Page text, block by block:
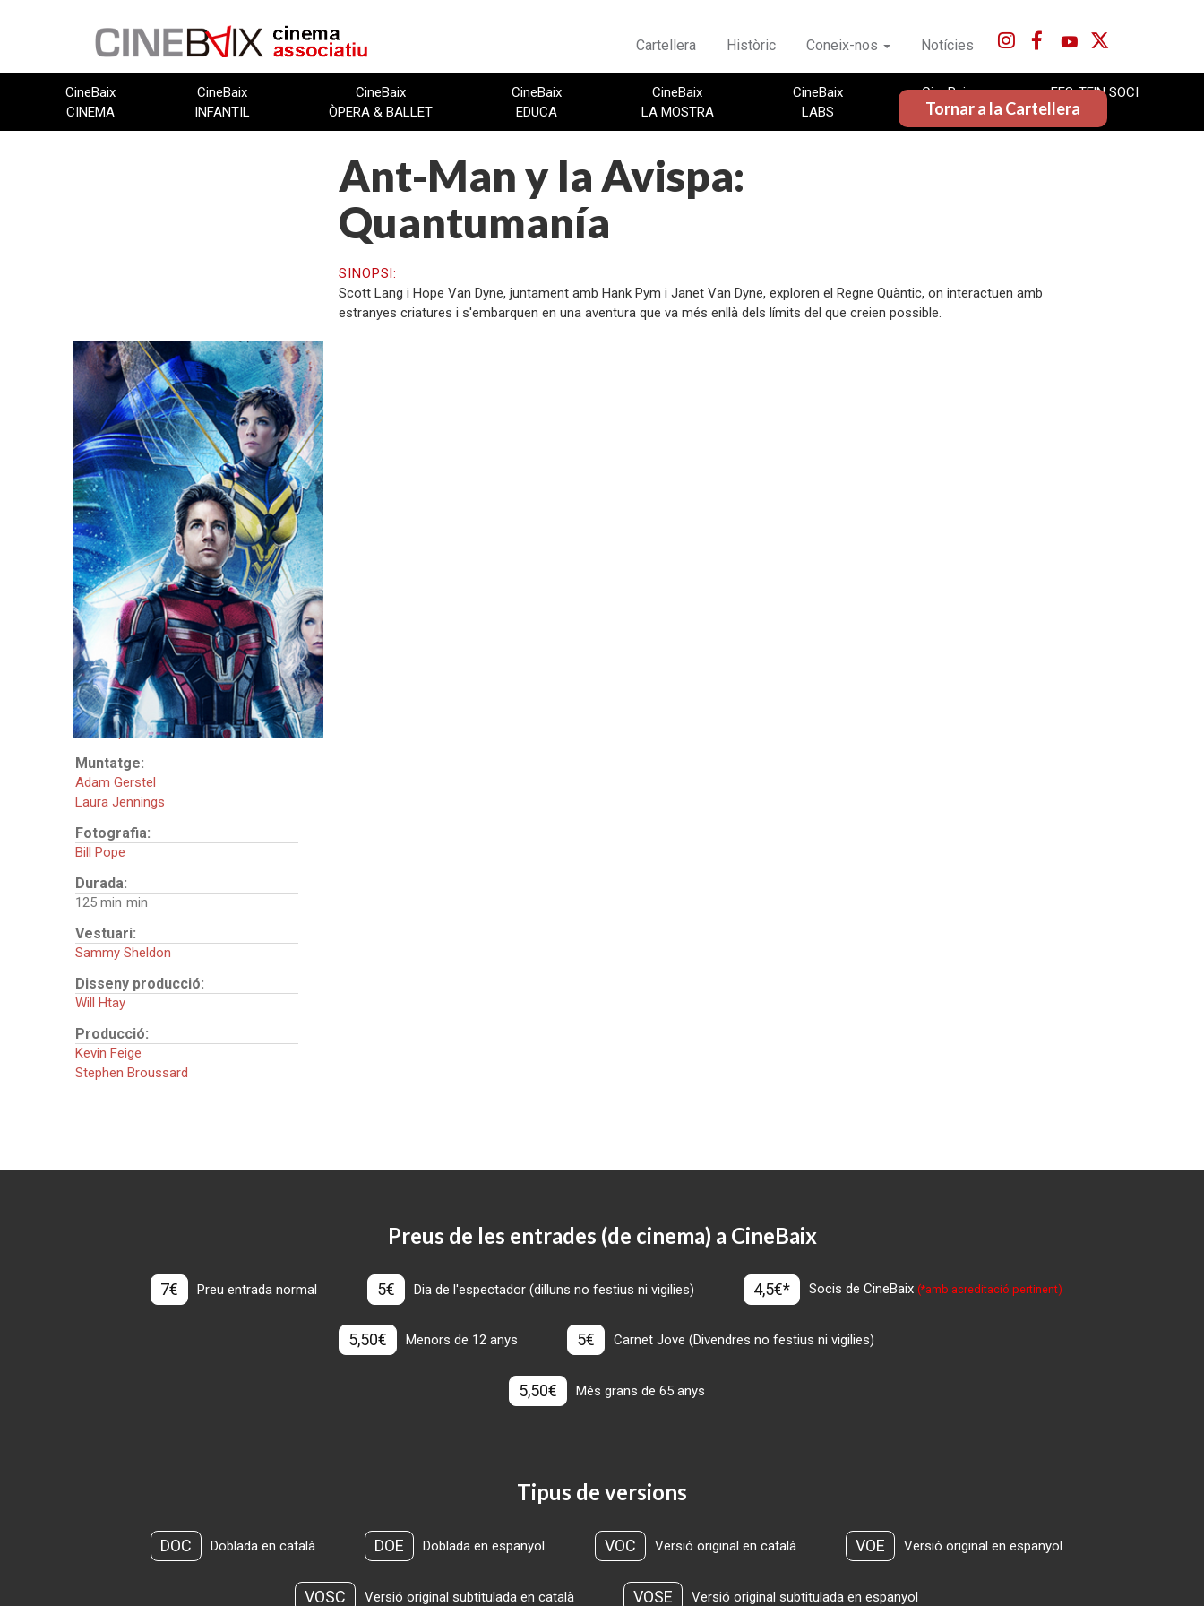
Cartellera Històric Coneix-nos Notícies
CineBaix
CINEMA
CineBaix
INFANTIL
CineBaix
ÒPERA & BALLET
CineBaix
EDUCA
CineBaix
LA MOSTRA
CineBaix
LABS
CineBaix
LLIBRES
FES-TE'N SOCI
Ant-Man y la Avispa:
Quantumanía
Tornar a la Cartellera
FITXA TÈCNICA
Direcció:
Peyton Reed
Intèrprets:
Paul Rudd
Evangeline Lilly
Jonathan Majors
Kathryn Newton
Michelle Pfeiffer
Michael Douglas
Bill Murray
País:
Estats Units
Música:
Christophe Beck
Muntatge:
Adam Gerstel
Laura Jennings
Fotografia:
Bill Pope
Durada:
125 min
Vestuari:
Sammy Sheldon
Disseny producció:
Will Htay
Producció:
Kevin Feige
Stephen Broussard
SINOPSI:
Scott Lang i Hope Van Dyne, juntament amb Hank Pym i Janet Van Dyne, exploren el Regne Quàntic, on interactuen amb
estranyes criatures i s'embarquen en una aventura que va més enllà dels límits del que creien possible.
Preus de les entrades (de cinema) a CineBaix
7€ Preu entrada normal 5€ Dia de l'espectador (dilluns no festius ni vigilies) 4,5€* Socis de CineBaix(*amb acreditació pertinent)
5,50€ Menors de 12 anys 5€ Carnet Jove (Divendres no festius ni vigilies)
5,50€ Més grans de 65 anys
Tipus de versions
DOC Doblada en català DOE Doblada en espanyol VOC Versió original en català VOE Versió original en espanyol
VOSC Versió original subtitulada en català VOSE Versió original subtitulada en espanyol